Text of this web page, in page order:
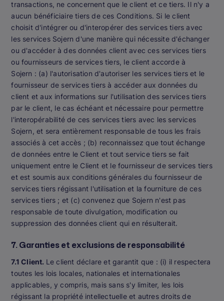
transactions, ne concernent que le client et ce tiers. Il n'y a
aucun bénéficiaire tiers de ces Conditions. Si le client
choisit d'intégrer ou d'interopérer des services tiers avec
les services Sojern d'une manière qui nécessite d'échanger
ou d'accéder à des données client avec ces services tiers
ou fournisseurs de services tiers, le client accorde à
Sojern : (a) l'autorisation d'autoriser les services tiers et le
fournisseur de services tiers à accéder aux données du
client et aux informations sur l'utilisation des services tiers
par le client, le cas échéant et nécessaire pour permettre
l'interopérabilité de ces services tiers avec les services
Sojern, et sera entièrement responsable de tous les frais
associés à cet accès ; (b) reconnaissez que tout échange
de données entre le Client et tout service tiers se fait
uniquement entre le Client et le fournisseur de services tiers
et est soumis aux conditions générales du fournisseur de
services tiers régissant l'utilisation et la fourniture de ces
services tiers ; et (c) convenez que Sojern n'est pas
responsable de toute divulgation, modification ou
suppression des données client qui en résulterait.
7. Garanties et exclusions de responsabilité
7.1 Client. Le client déclare et garantit que : (i) il respectera
toutes les lois locales, nationales et internationales
applicables, y compris, mais sans s'y limiter, les lois
régissant la propriété intellectuelle et autres droits de